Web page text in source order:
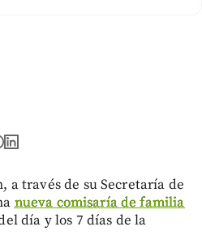
a través de su Secretaría de
nueva comisaría de familia
día y los 7 días de la